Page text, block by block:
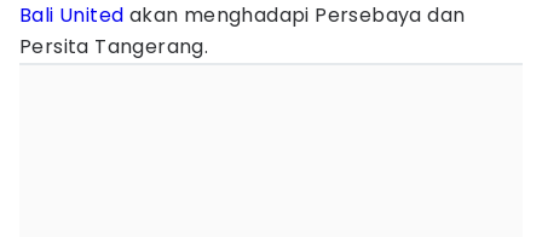
Bali United akan menghadapi Persebaya dan
Persita Tangerang.